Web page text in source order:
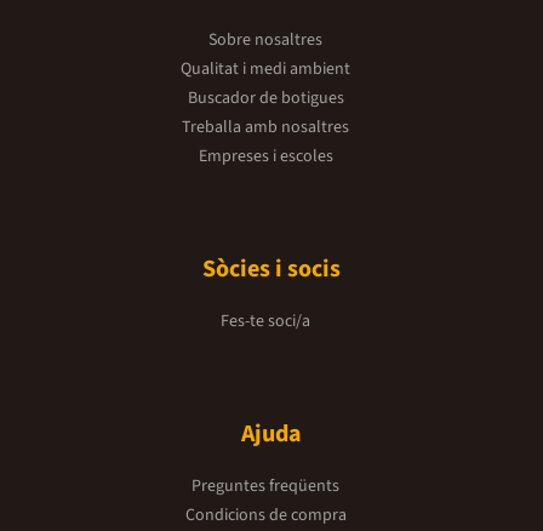
Sobre nosaltres
Qualitat i medi ambient
Buscador de botigues
Treballa amb nosaltres
Empreses i escoles
Sòcies i socis
Fes-te soci/a
Ajuda
Preguntes freqüents
Condicions de compra